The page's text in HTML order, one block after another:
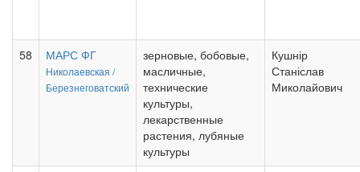
58 МАРС ФГ
Николаевская /
Березнеговатский
зерновые, бобовые,
масличные,
технические
культуры,
лекарственные
растения, лубяные
культуры
Кушнір
Станіслав
Миколайович